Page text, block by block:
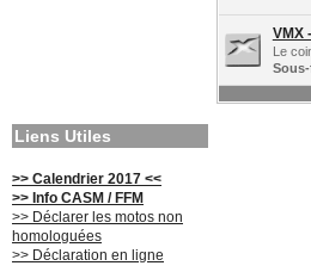
Liens Utiles
>> Calendrier 2017 <<
>> Info CASM / FFM
>> Déclarer les motos non
homologuées
>> Déclaration en ligne
VMX
Le